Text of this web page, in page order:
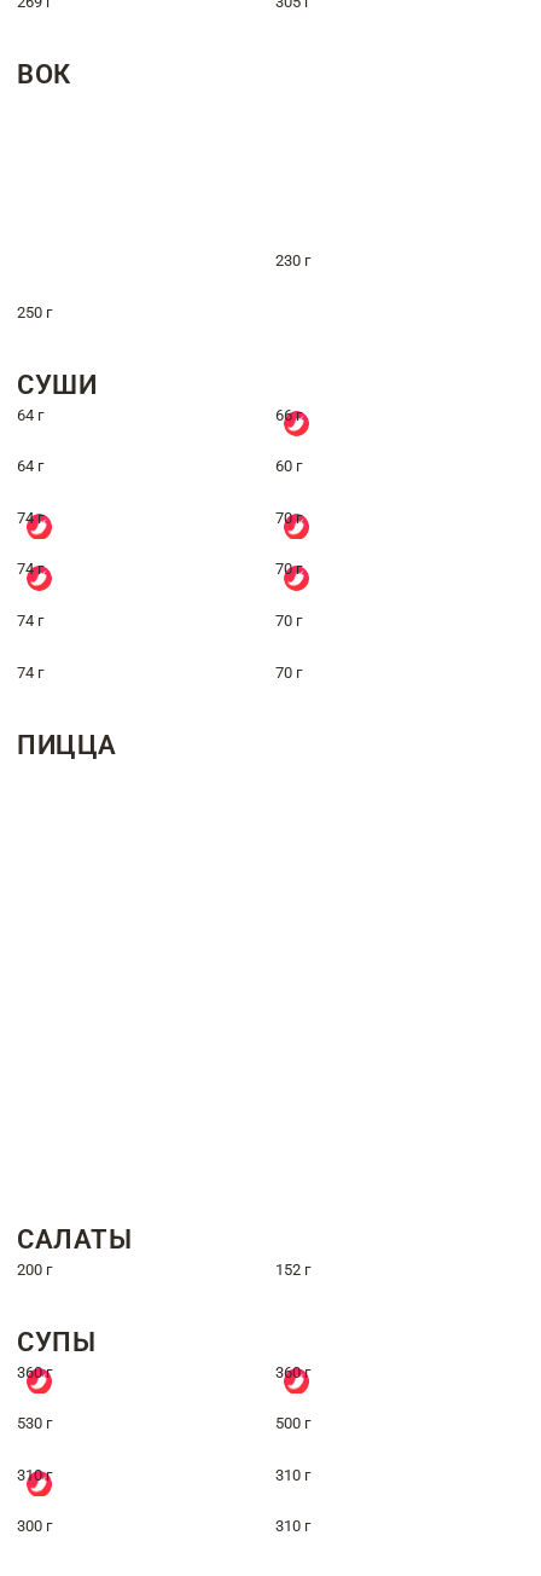
ВОК
230 г
250 г
СУШИ
64 г 66 г
64 г 60 г
74 г 70 г
74 г 70 г
74 г 70 г
74 г 70 г
ПИЦЦА
САЛАТЫ
200 г 152 г
СУПЫ
360 г 360 г
530 г 500 г
310 г 310 г
300 г 310 г